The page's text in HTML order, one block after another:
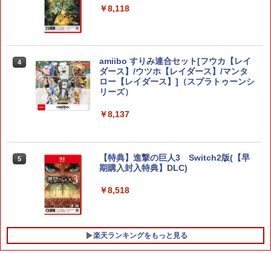
￥8,118
4
amiibo すりみ連合セット[フウカ【レイ
ダース】/ウツホ【レイダース】/マンタ
ロー【レイダース】]（スプラトゥーンシ
リーズ）
￥8,137
5
【特典】進撃の巨人3 Switch2版(【早
期購入封入特典】DLC)
￥8,518
楽天ランキングをもっと見る